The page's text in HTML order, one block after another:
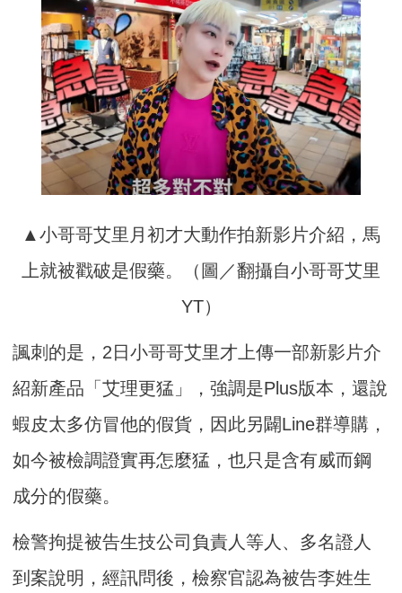
▲小哥哥艾里月初才大動作拍新影片介紹，馬
上就被戳破是假藥。（圖／翻攝自小哥哥艾里
YT）
諷刺的是，2日小哥哥艾里才上傳一部新影片介
紹新產品「艾理更猛」，強調是Plus版本，還說
蝦皮太多仿冒他的假貨，因此另闢Line群導購，
如今被檢調證實再怎麼猛，也只是含有威而鋼
成分的假藥。
檢警拘提被告生技公司負責人等人、多名證人
到案說明，經訊問後，檢察官認為被告李姓生